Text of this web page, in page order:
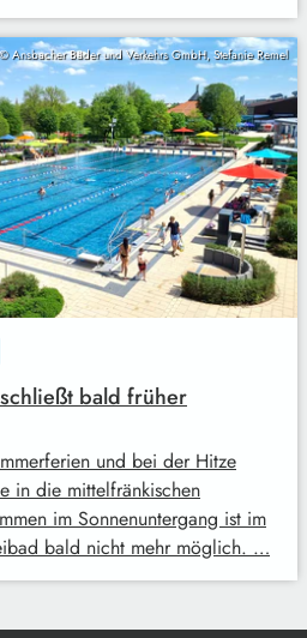
© Ansbacher Bäder und Verkehrs GmbH, Stefanie Remel
bald früher
und bei der Hitze
in die mittelfränkischen
im Sonnenuntergang ist im
bald nicht mehr möglich. …